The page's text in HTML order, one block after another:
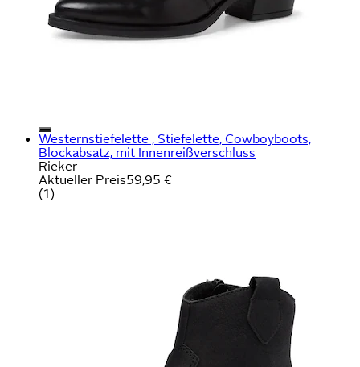
Westernstiefelette , Stiefelette, Cowboyboots,
Blockabsatz, mit Innenreißverschluss
Rieker
Aktueller Preis59,95 €
(1)